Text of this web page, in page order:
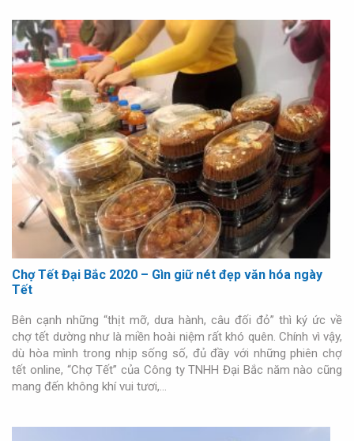
Chợ Tết Đại Bắc 2020 – Gìn giữ nét đẹp văn hóa ngày
Tết
Bên cạnh những “thịt mỡ, dưa hành, câu đối đỏ” thì ký ức về
chợ tết dường như là miền hoài niệm rất khó quên. Chính vì vậy,
dù hòa mình trong nhịp sống số, đủ đầy với những phiên chợ
tết online, “Chợ Tết” của Công ty TNHH Đại Bắc năm nào cũng
mang đến không khí vui tươi,…